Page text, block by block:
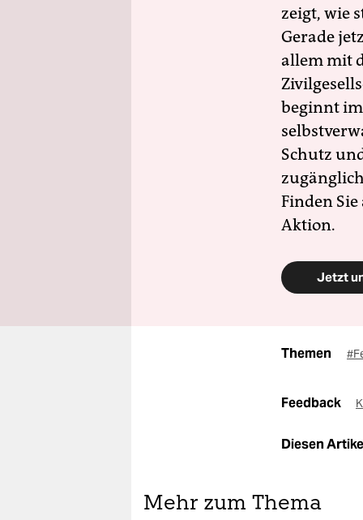
zeigt, wie
Gerade
allem mit
beginnt
Schutz
Finden
Aktion.
Jetzt
Themen
Feedback
Diesen
Mehr zum Thema